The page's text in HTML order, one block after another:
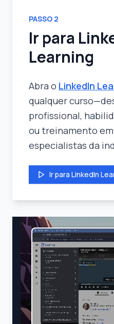
PASSO 2
Ir para
Learning
Abra o LinkedIn
qualquer
profissional,
ou treinamento
especialistas da
Ir para LinkedIn